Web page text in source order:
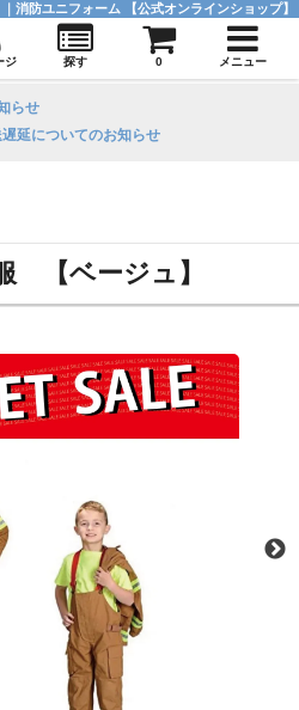
らせ
延についてのお知らせ
【ベージュ】
消防ユニフォーム 【公式オンラインショップ】
ジ 探す 0 メニュー